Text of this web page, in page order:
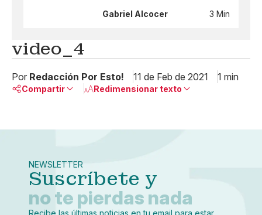
Gabriel Alcocer 3 Min
video_4
Por Redacción Por Esto! 11 de Feb de 2021 1 min
Compartir
Copiar enlace
Redimensionar texto
NEWSLETTER
Suscríbete y
no te pierdas nada
Recibe las últimas noticias en tu email para estar